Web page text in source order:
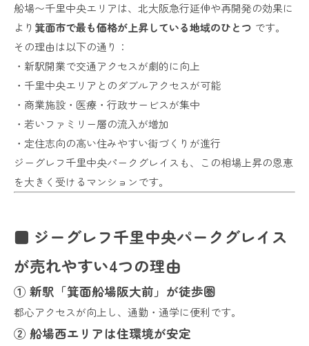
船場〜千里中央エリアは、北大阪急行延伸や再開発の効果に
より 箕面市で最も価格が上昇している地域のひとつ です。
その理由は以下の通り：
・新駅開業で交通アクセスが劇的に向上
・千里中央エリアとのダブルアクセスが可能
・商業施設・医療・行政サービスが集中
・若いファミリー層の流入が増加
・定住志向の高い住みやすい街づくりが進行
ジーグレフ千里中央パークグレイスも、この相場上昇の恩恵
を大きく受けるマンションです。
■ ジーグレフ千里中央パークグレイス
が売れやすい4つの理由
① 新駅「箕面船場阪大前」が徒歩圏
都心アクセスが向上し、通勤・通学に便利です。
② 船場西エリアは住環境が安定